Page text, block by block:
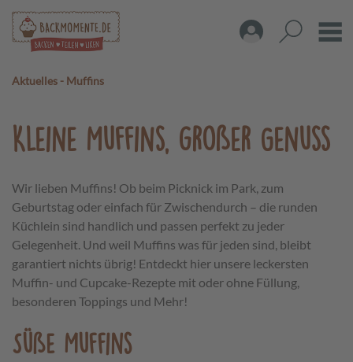
Aktuelles - Muffins
Kleine Muffins, großer Genuss
Wir lieben Muffins! Ob beim Picknick im Park, zum
Geburtstag oder einfach für Zwischendurch – die runden
Küchlein sind handlich und passen perfekt zu jeder
Gelegenheit. Und weil Muffins was für jeden sind, bleibt
garantiert nichts übrig! Entdeckt hier unsere leckersten
Muffin- und Cupcake-Rezepte mit oder ohne Füllung,
besonderen Toppings und Mehr!
Süße Muffins